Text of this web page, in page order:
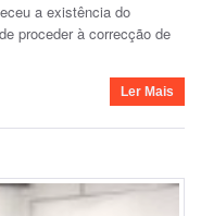
a existência do
proceder à correcção de
Ler Mais